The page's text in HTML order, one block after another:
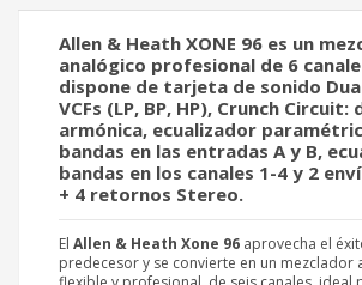
Allen & Heath XONE 96 es un
analógico profesional de 6
dispone de tarjeta de sonido
VCFs (LP, BP, HP), Crunch
armónica, ecualizador
bandas en las entradas A y B,
bandas en los canales 1-4 y 2
+ 4 retornos Stereo.
El Allen & Heath Xone 96 aprovecha el
predecesor y se convierte en un mezclador